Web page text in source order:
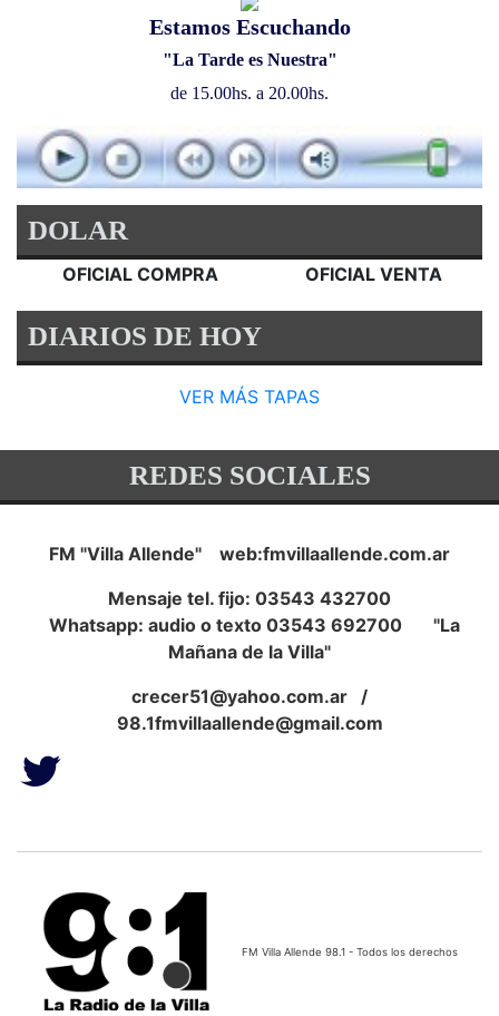
Estamos Escuchando
"La Tarde es Nuestra"
de 15.00hs. a 20.00hs.
DOLAR
OFICIAL COMPRA OFICIAL VENTA
DIARIOS DE HOY
VER MÁS TAPAS
REDES SOCIALES
FM "Villa Allende" web:fmvillaallende.com.ar
Mensaje tel. fijo: 03543 432700
Whatsapp: audio o texto 03543 692700 "La
Mañana de la Villa"
crecer51@yahoo.com.ar /
98.1fmvillaallende@gmail.com
FM Villa Allende 98.1 - Todos los derechos